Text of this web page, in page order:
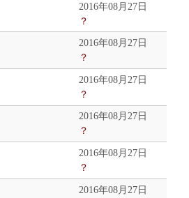
2016年08月27日
？
2016年08月27日
？
2016年08月27日
？
2016年08月27日
？
2016年08月27日
？
2016年08月27日